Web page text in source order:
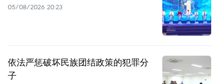
05/08/2026 20:23
依法严惩破坏民族团结政策的犯罪分
子